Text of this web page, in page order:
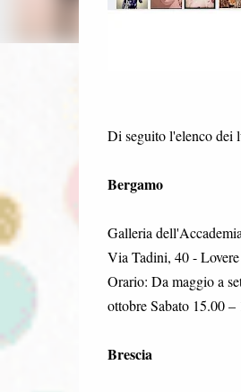
Di seguito l'elenco dei
Bergamo
Galleria
Via Tadini, 40 - Lovere
Orario: Da maggio a
ottobre Sabato 15.00
Brescia